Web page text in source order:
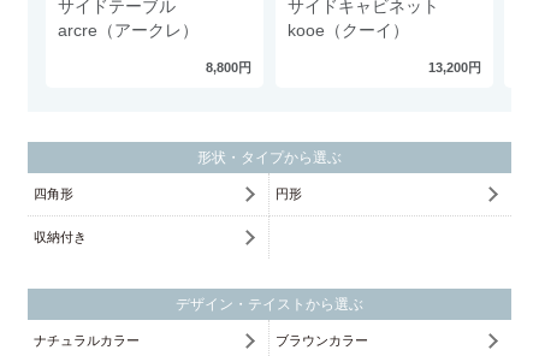
サイドテーブル
arcre（アークレ）
8,800円
サイドキャビネット
kooe（クーイ）
13,200円
形状・タイプから選ぶ
四角形 円形
収納付き
デザイン・テイストから選ぶ
ナチュラルカラー ブラウンカラー